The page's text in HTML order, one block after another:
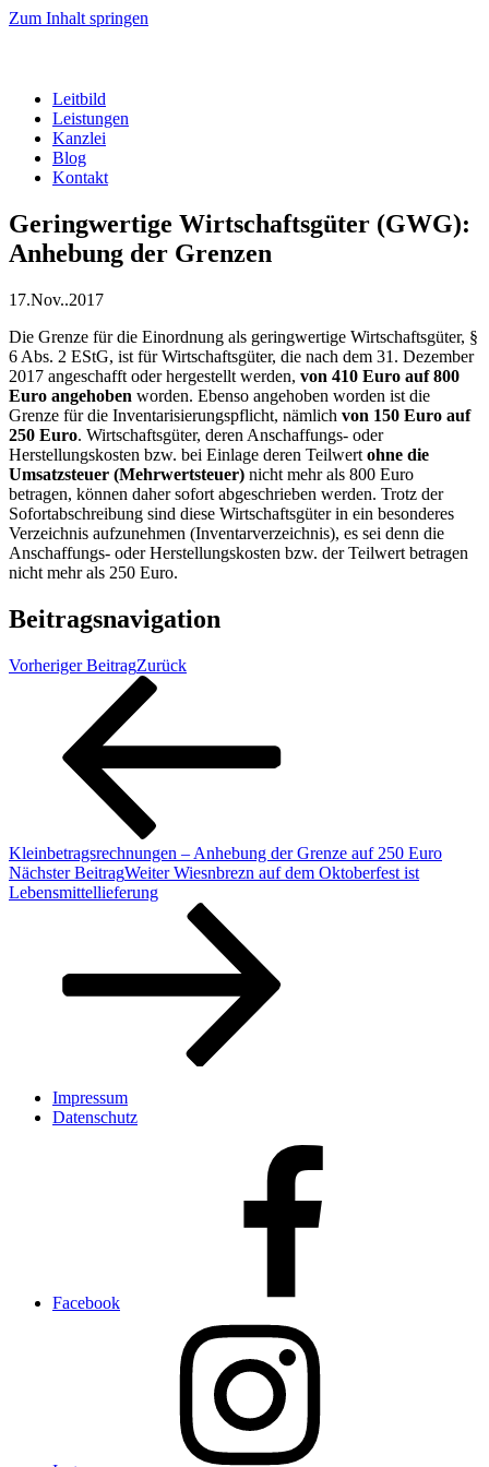
Zum Inhalt springen
Leitbild
Leistungen
Kanzlei
Blog
Kontakt
Geringwertige Wirtschaftsgüter (GWG):
Anhebung der Grenzen
17.Nov..2017
Die Grenze für die Einordnung als geringwertige Wirtschaftsgüter, §
6 Abs. 2 EStG, ist für Wirtschaftsgüter, die nach dem 31. Dezember
2017 angeschafft oder hergestellt werden, von 410 Euro auf 800
Euro angehoben worden. Ebenso angehoben worden ist die
Grenze für die Inventarisierungspflicht, nämlich von 150 Euro auf
250 Euro. Wirtschaftsgüter, deren Anschaffungs- oder
Herstellungskosten bzw. bei Einlage deren Teilwert ohne die
Umsatzsteuer (Mehrwertsteuer) nicht mehr als 800 Euro
betragen, können daher sofort abgeschrieben werden. Trotz der
Sofortabschreibung sind diese Wirtschaftsgüter in ein besonderes
Verzeichnis aufzunehmen (Inventarverzeichnis), es sei denn die
Anschaffungs- oder Herstellungskosten bzw. der Teilwert betragen
nicht mehr als 250 Euro.
Beitragsnavigation
Vorheriger BeitragZurück
Kleinbetragsrechnungen – Anhebung der Grenze auf 250 Euro
Nächster BeitragWeiter Wiesnbrezn auf dem Oktoberfest ist
Lebensmittellieferung
Impressum
Datenschutz
Facebook